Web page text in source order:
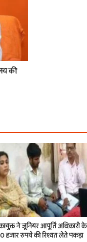
की
ने जूनियर आपूर्ति अधिकारी के
हजार रुपये की रिश्वत लेते पकड़ा